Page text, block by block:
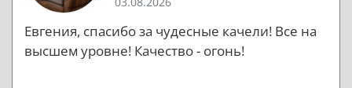
Евгения, спасибо за чудесные качели! Все на
высшем уровне! Качество - огонь!